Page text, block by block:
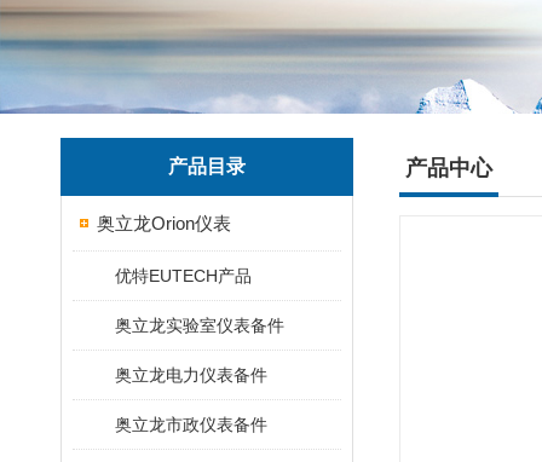
产品目录
奥立龙Orion仪表
优特EUTECH产品
奥立龙实验室仪表备件
奥立龙电力仪表备件
奥立龙市政仪表备件
产品中心